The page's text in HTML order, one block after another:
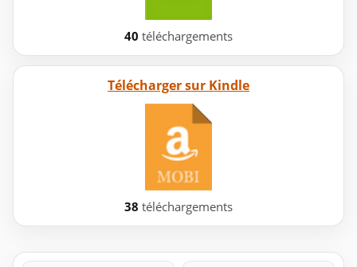
40 téléchargements
Télécharger sur Kindle
38 téléchargements